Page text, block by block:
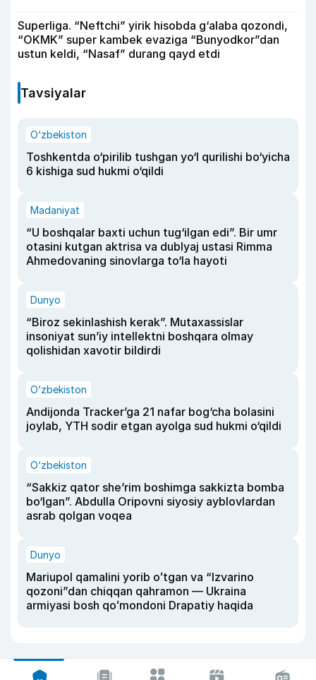
Superliga. “Neftchi” yirik hisobda g‘alaba qozondi,
“OKMK” super kambek evaziga “Bunyodkor”dan
ustun keldi, “Nasaf” durang qayd etdi
Tavsiyalar
O‘zbekiston
Toshkentda o‘pirilib tushgan yo‘l qurilishi bo‘yicha
6 kishiga sud hukmi o‘qildi
Madaniyat
“U boshqalar baxti uchun tug‘ilgan edi”. Bir umr
otasini kutgan aktrisa va dublyaj ustasi Rimma
Ahmedovaning sinovlarga to‘la hayoti
Dunyo
“Biroz sekinlashish kerak”. Mutaxassislar
insoniyat sun’iy intellektni boshqara olmay
qolishidan xavotir bildirdi
O‘zbekiston
Andijonda Tracker’ga 21 nafar bog‘cha bolasini
joylab, YTH sodir etgan ayolga sud hukmi o‘qildi
O‘zbekiston
“Sakkiz qator she’rim boshimga sakkizta bomba
bo‘lgan”. Abdulla Oripovni siyosiy ayblovlardan
asrab qolgan voqea
Dunyo
Mariupol qamalini yorib oʻtgan va “Izvarino
qozoni”dan chiqqan qahramon — Ukraina
armiyasi bosh qoʻmondoni Drapatiy haqida